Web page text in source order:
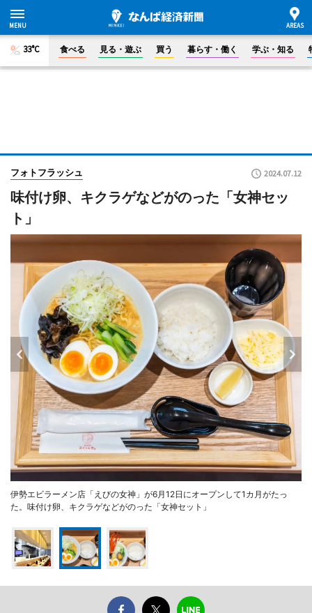
33°C 食べる 見る・遊ぶ 買う 暮らす・働く 学ぶ・知る
フォトフラッシュ 2024.07.12
味付け卵、キクラゲなどがのった「女神セッ
ト」
伊勢エビラーメン店「えびの女神」が6月12日にオープンして1カ月がたっ
た。味付け卵、キクラゲなどがのった「女神セット」